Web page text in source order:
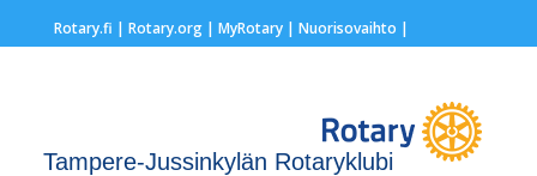
Rotary.fi | Rotary.org| MyRotary | Nuorisovaihto |
Tampere-Jussinkylän Rotaryklubi